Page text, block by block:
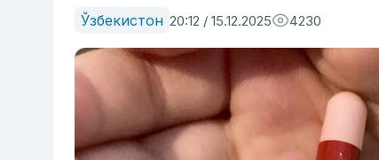
Ўзбекистон 20:12 / 15.12.2025 4230